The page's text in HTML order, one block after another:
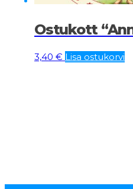
Ostukott
3,40 € Lisa ostukorvi